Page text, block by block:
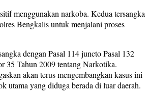
menggunakan narkoba. Kedua tersangka
Bengkalis untuk menjalani proses
dengan Pasal 114 juncto Pasal 132
35 Tahun 2009 tentang Narkotika.
akan terus mengembangkan kasus ini
utama yang diduga berada di luar daerah.